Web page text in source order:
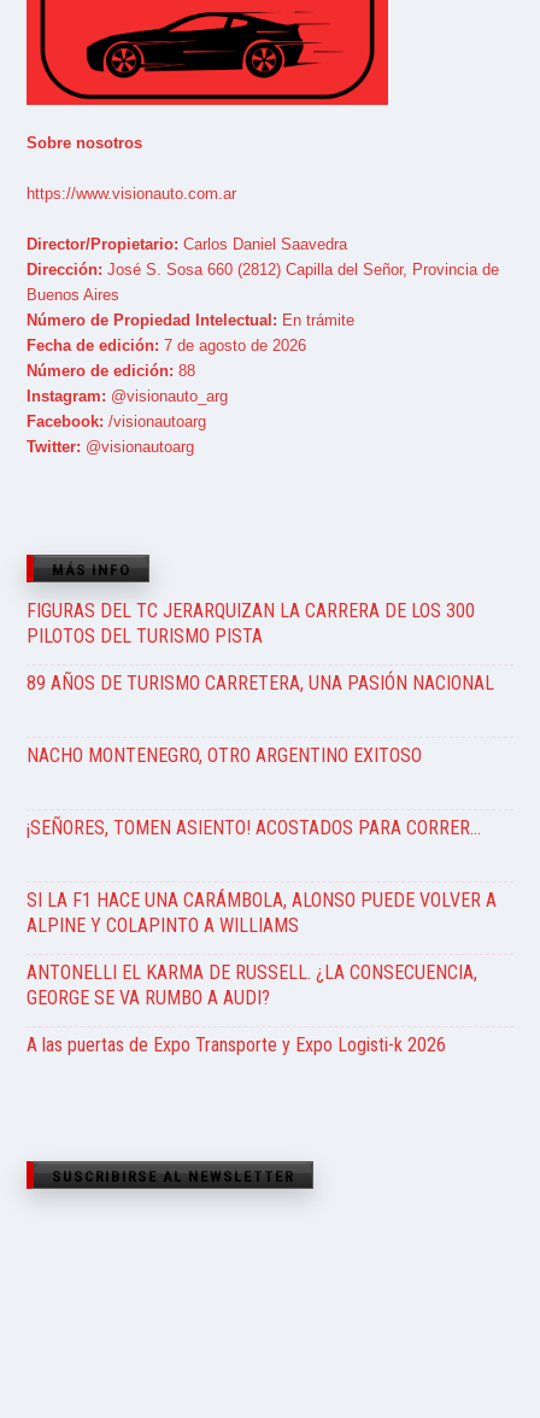
Sobre nosotros
https://www.visionauto.com.ar
Director/Propietario: Carlos Daniel Saavedra
Dirección: José S. Sosa 660 (2812) Capilla del Señor, Provincia de
Buenos Aires
Número de Propiedad Intelectual: En trámite
Fecha de edición: 7 de agosto de 2026
Número de edición: 88
Instagram: @visionauto_arg
Facebook: /visionautoarg
Twitter: @visionautoarg
MÁS INFO
FIGURAS DEL TC JERARQUIZAN LA CARRERA DE LOS 300
PILOTOS DEL TURISMO PISTA
89 AÑOS DE TURISMO CARRETERA, UNA PASIÓN NACIONAL
NACHO MONTENEGRO, OTRO ARGENTINO EXITOSO
¡SEÑORES, TOMEN ASIENTO! ACOSTADOS PARA CORRER…
SI LA F1 HACE UNA CARÁMBOLA, ALONSO PUEDE VOLVER A
ALPINE Y COLAPINTO A WILLIAMS
ANTONELLI EL KARMA DE RUSSELL. ¿LA CONSECUENCIA,
GEORGE SE VA RUMBO A AUDI?
A las puertas de Expo Transporte y Expo Logisti-k 2026
SUSCRIBIRSE AL NEWSLETTER